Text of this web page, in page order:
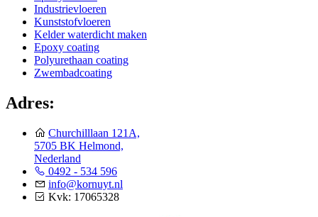
Industrievloeren
Kunststofvloeren
Kelder waterdicht maken
Epoxy coating
Polyurethaan coating
Zwembadcoating
Adres:
Churchilllaan 121A,
5705 BK Helmond,
Nederland
0492 - 534 596
info@kornuyt.nl
Kvk: 17065328